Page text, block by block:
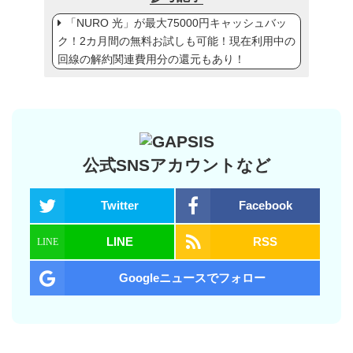
「NURO 光」が最大75000円キャッシュバッ
ク！2カ月間の無料お試しも可能！現在利用中の
回線の解約関連費用分の還元もあり！
公式SNSアカウントなど
Twitter Facebook
LINE RSS
Googleニュースでフォロー